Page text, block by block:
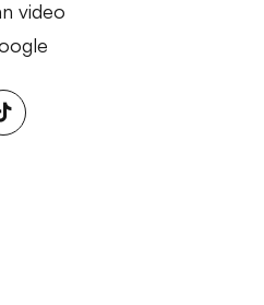
iklan papan reklame
papan reklame urban, iklan
reklame sensor gerak,
ruang berkelanjutan, papan
reklame tenaga surya,
merek luar ruang.
video